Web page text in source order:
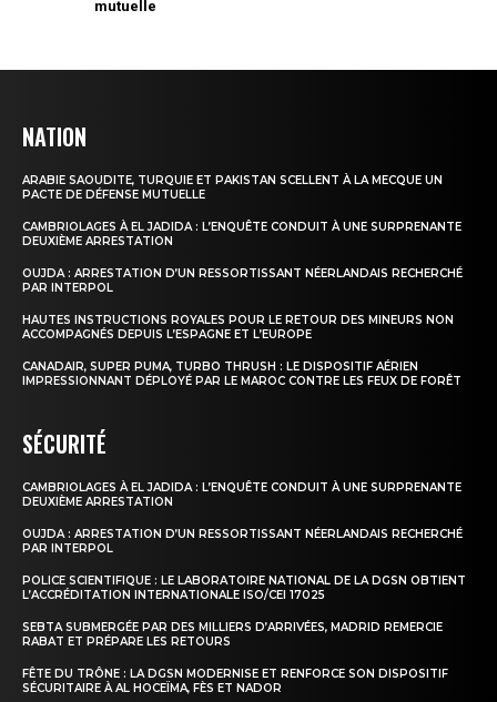
NATION
ARABIE SAOUDITE, TURQUIE ET PAKISTAN SCELLENT À LA MECQUE UN
PACTE DE DÉFENSE MUTUELLE
CAMBRIOLAGES À EL JADIDA : L’ENQUÊTE CONDUIT À UNE SURPRENANTE
DEUXIÈME ARRESTATION
OUJDA : ARRESTATION D’UN RESSORTISSANT NÉERLANDAIS RECHERCHÉ
PAR INTERPOL
HAUTES INSTRUCTIONS ROYALES POUR LE RETOUR DES MINEURS NON
ACCOMPAGNÉS DEPUIS L’ESPAGNE ET L’EUROPE
CANADAIR, SUPER PUMA, TURBO THRUSH : LE DISPOSITIF AÉRIEN
IMPRESSIONNANT DÉPLOYÉ PAR LE MAROC CONTRE LES FEUX DE FORÊT
SÉCURITÉ
CAMBRIOLAGES À EL JADIDA : L’ENQUÊTE CONDUIT À UNE SURPRENANTE
DEUXIÈME ARRESTATION
OUJDA : ARRESTATION D’UN RESSORTISSANT NÉERLANDAIS RECHERCHÉ
PAR INTERPOL
POLICE SCIENTIFIQUE : LE LABORATOIRE NATIONAL DE LA DGSN OBTIENT
L’ACCRÉDITATION INTERNATIONALE ISO/CEI 17025
SEBTA SUBMERGÉE PAR DES MILLIERS D’ARRIVÉES, MADRID REMERCIE
RABAT ET PRÉPARE LES RETOURS
FÊTE DU TRÔNE : LA DGSN MODERNISE ET RENFORCE SON DISPOSITIF
SÉCURITAIRE À AL HOCEÏMA, FÈS ET NADOR